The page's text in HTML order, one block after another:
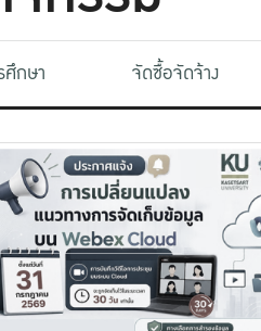
ศึกษา จัดซื้อจัดจ้าง